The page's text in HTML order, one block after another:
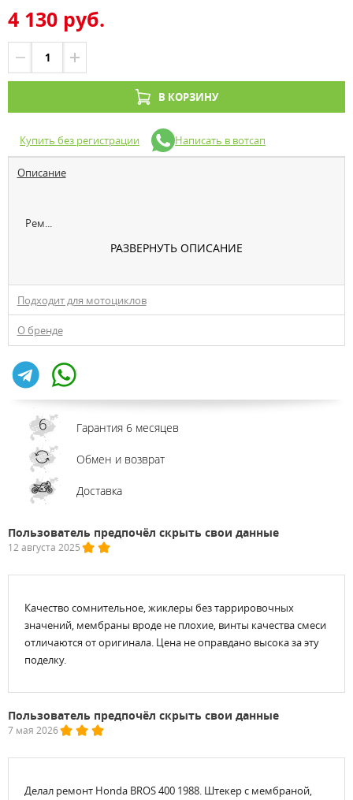
4 130 руб.
В КОРЗИНУ
Купить без регистрации Написать в вотсап
Описание
Рем...
РАЗВЕРНУТЬ ОПИСАНИЕ
Подходит для мотоциклов
О бренде
Гарантия 6 месяцев
Обмен и возврат
Доставка
Пользователь предпочёл скрыть свои данные
12 августа 2025
Качество сомнительное, жиклеры без таррировочных
значений, мембраны вроде не плохие, винты качества смеси
отличаются от оригинала. Цена не оправдано высока за эту
поделку.
Пользователь предпочёл скрыть свои данные
7 мая 2026
Делал ремонт Honda BROS 400 1988. Штекер с мембраной,